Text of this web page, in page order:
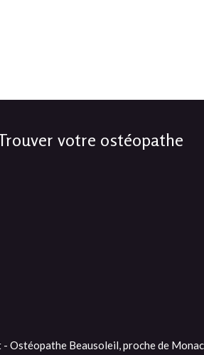
votre ostéopathe
Ostéopathe Beausoleil, proche de